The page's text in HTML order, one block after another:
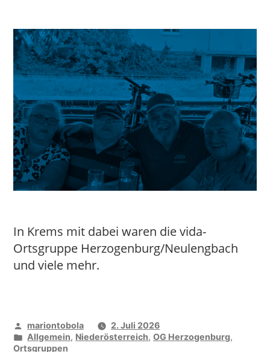
In Krems mit dabei waren die vida-
Ortsgruppe Herzogenburg/Neulengbach
und viele mehr.
Veröffentlicht
von
mariontobola
2. Juli 2026
Veröffentlicht
unter
Allgemein, Niederösterreich,OG Herzogenburg,
Ortsgruppen